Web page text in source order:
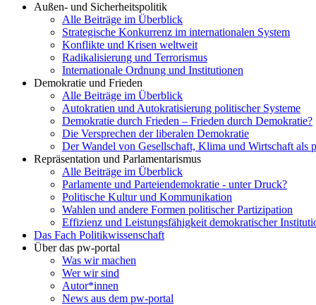
Außen- und Sicherheitspolitik
Alle Beiträge im Überblick
Strategische Konkurrenz im internationalen System
Konflikte und Krisen weltweit
Radikalisierung und Terrorismus
Internationale Ordnung und Institutionen
Demokratie und Frieden
Alle Beiträge im Überblick
Autokratien und Autokratisierung politischer Systeme
Demokratie durch Frieden – Frieden durch Demokratie?
Die Versprechen der liberalen Demokratie
Der Wandel von Gesellschaft, Klima und Wirtschaft als
Repräsentation und Parlamentarismus
Alle Beiträge im Überblick
Parlamente und Parteiendemokratie - unter Druck?
Politische Kultur und Kommunikation
Wahlen und andere Formen politischer Partizipation
Effizienz und Leistungsfähigkeit demokratischer
Das Fach Politikwissenschaft
Über das pw-portal
Was wir machen
Wer wir sind
Autor*innen
News aus dem pw-portal